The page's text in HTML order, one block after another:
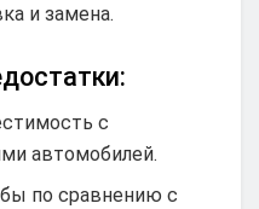
и замена.
с
автомобилей.
по сравнению с